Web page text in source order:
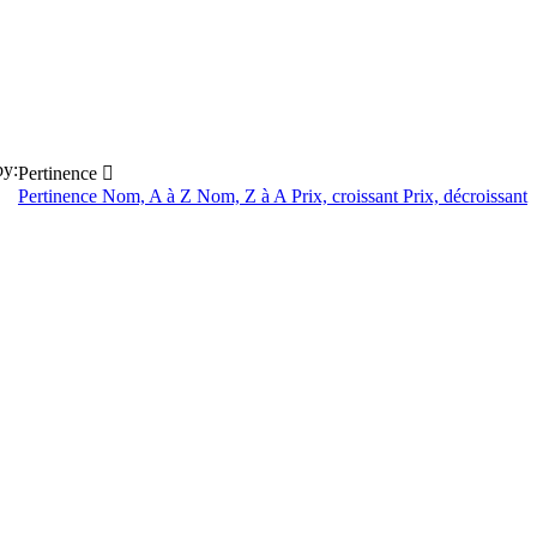
Pertinence 
Pertinence Nom, A à Z Nom, Z à A Prix, croissant Prix, décroissant